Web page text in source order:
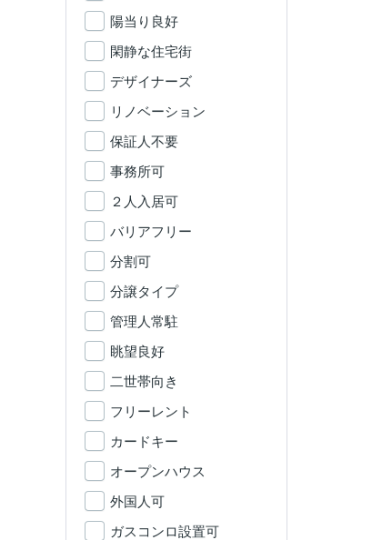
陽当り良好
閑静な住宅街
デザイナーズ
リノベーション
保証人不要
事務所可
２人入居可
バリアフリー
分割可
分譲タイプ
管理人常駐
眺望良好
二世帯向き
フリーレント
カードキー
オープンハウス
外国人可
ガスコンロ設置可